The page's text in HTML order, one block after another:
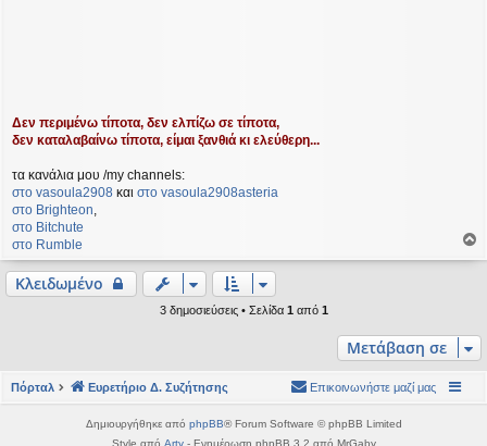
Δεν περιμένω τίποτα, δεν ελπίζω σε τίποτα,
δεν καταλαβαίνω τίποτα, είμαι ξανθιά κι ελεύθερη...
τα κανάλια μου /my channels:
στο vasoula2908 και στο vasoula2908asteria
στο Βrighteon,
στο Bitchute
στο Rumble
ο
Κλειδωμένο
3 δημοσιεύσεις • Σελίδα 1 από 1
Μετάβαση σε
Πόρταλ Ευρετήριο Δ. Συζήτησης Επικοινωνήστε μαζί μας
Δημιουργήθηκε από phpBB® Forum Software © phpBB Limited
Style από Arty- Ενημέρωση phpBB 3.2 από MrGaby